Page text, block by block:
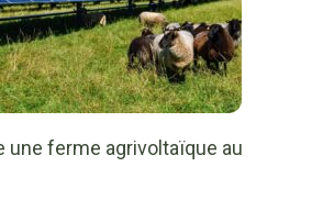
une ferme agrivoltaïque au